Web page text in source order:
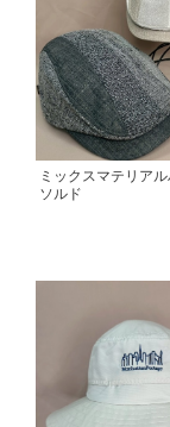
ミックスマテリア
ソルド